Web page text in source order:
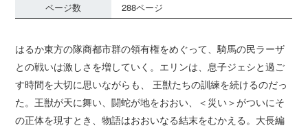
ページ数
288ページ
はるか東方の隊商都市群の領有権をめぐって、騎馬の民ラーザ
との戦いは激しさを増していく。エリンは、息子ジェシと過ご
す時間を大切に思いながらも、 王獣たちの訓練を続けるのだっ
た。王獣が天に舞い、闘蛇が地をおおい、＜災い＞がついにそ
の正体を現すとき、物語はおおいなる結末をむかえる。大長編